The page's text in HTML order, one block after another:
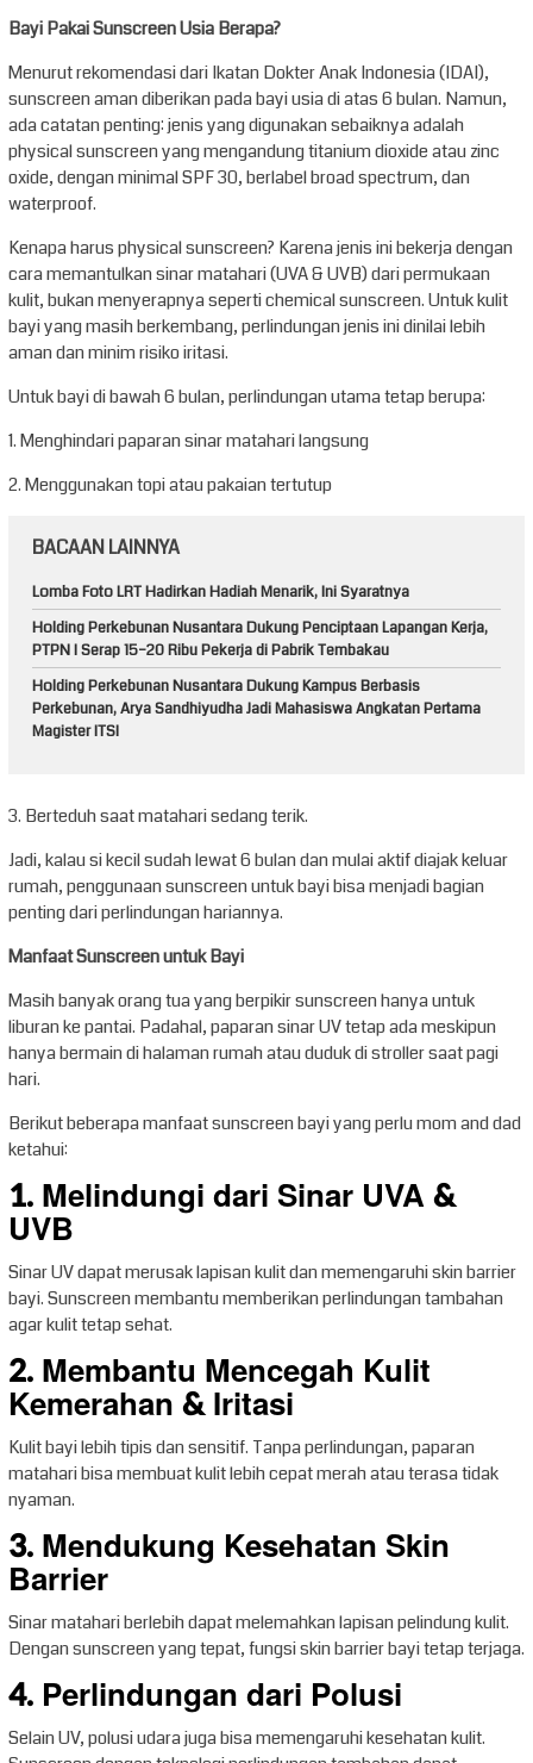
Bayi Pakai Sunscreen Usia Berapa?
Menurut rekomendasi dari Ikatan Dokter Anak Indonesia (IDAI),
sunscreen aman diberikan pada bayi usia di atas 6 bulan. Namun,
ada catatan penting: jenis yang digunakan sebaiknya adalah
physical sunscreen yang mengandung titanium dioxide atau zinc
oxide, dengan minimal SPF 30, berlabel broad spectrum, dan
waterproof.
Kenapa harus physical sunscreen? Karena jenis ini bekerja dengan
cara memantulkan sinar matahari (UVA & UVB) dari permukaan
kulit, bukan menyerapnya seperti chemical sunscreen. Untuk kulit
bayi yang masih berkembang, perlindungan jenis ini dinilai lebih
aman dan minim risiko iritasi.
Untuk bayi di bawah 6 bulan, perlindungan utama tetap berupa:
1. Menghindari paparan sinar matahari langsung
2. Menggunakan topi atau pakaian tertutup
BACAAN LAINNYA
Lomba Foto LRT Hadirkan Hadiah Menarik, Ini Syaratnya
Holding Perkebunan Nusantara Dukung Penciptaan Lapangan Kerja,
PTPN I Serap 15–20 Ribu Pekerja di Pabrik Tembakau
Holding Perkebunan Nusantara Dukung Kampus Berbasis
Perkebunan, Arya Sandhiyudha Jadi Mahasiswa Angkatan Pertama
Magister ITSI
3. Berteduh saat matahari sedang terik.
Jadi, kalau si kecil sudah lewat 6 bulan dan mulai aktif diajak keluar
rumah, penggunaan sunscreen untuk bayi bisa menjadi bagian
penting dari perlindungan hariannya.
Manfaat Sunscreen untuk Bayi
Masih banyak orang tua yang berpikir sunscreen hanya untuk
liburan ke pantai. Padahal, paparan sinar UV tetap ada meskipun
hanya bermain di halaman rumah atau duduk di stroller saat pagi
hari.
Berikut beberapa manfaat sunscreen bayi yang perlu mom and dad
ketahui:
1. Melindungi dari Sinar UVA &
UVB
Sinar UV dapat merusak lapisan kulit dan memengaruhi skin barrier
bayi. Sunscreen membantu memberikan perlindungan tambahan
agar kulit tetap sehat.
2. Membantu Mencegah Kulit
Kemerahan & Iritasi
Kulit bayi lebih tipis dan sensitif. Tanpa perlindungan, paparan
matahari bisa membuat kulit lebih cepat merah atau terasa tidak
nyaman.
3. Mendukung Kesehatan Skin
Barrier
Sinar matahari berlebih dapat melemahkan lapisan pelindung kulit.
Dengan sunscreen yang tepat, fungsi skin barrier bayi tetap terjaga.
4. Perlindungan dari Polusi
Selain UV, polusi udara juga bisa memengaruhi kesehatan kulit.